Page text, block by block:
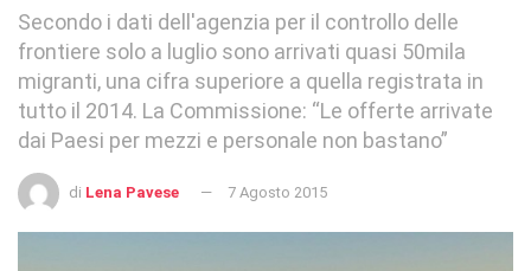
Secondo i dati dell'agenzia per il controllo delle
frontiere solo a luglio sono arrivati quasi 50mila
migranti, una cifra superiore a quella registrata in
tutto il 2014. La Commissione: “Le offerte arrivate
dai Paesi per mezzi e personale non bastano”
di Lena Pavese 7 Agosto 2015